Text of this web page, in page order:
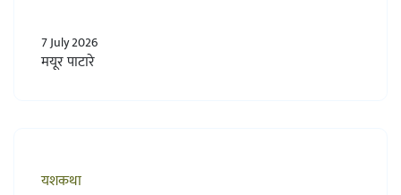
7 July 2026
मयूर पाटारे
यशकथा